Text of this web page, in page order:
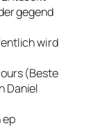
gegend
wird
(Beste
Daniel
ep